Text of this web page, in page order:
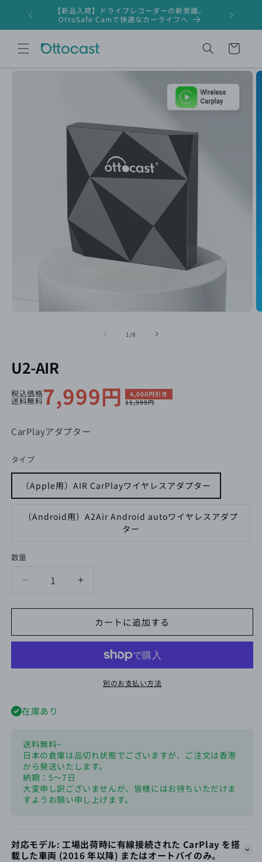
ンツに
【新品入荷】ドライブレコーダーの新常識。
OttoSafe Camで快適なカーライフへ
ドライ
カ
ー
1 /の
8
U2-AIR
税込価格
送料無料セ
ー
ル
格
7,999円
通
常
価
4,000円引き
11,999円
CarPlayアダプター
タイプ
（Apple用）AIR CarPlayワイヤレスアダプター
（Android用）A2Air Android autoワイヤレスアダプ
ター
数量
の
量
減
U2-
の
量
増
カートに追加する
別のお支払い方法
在庫あり
送料無料~
日本の倉庫は品切れ状態でございますが、ご注文は香港
から発送いたします。
納期：5～7日
大変申し訳ございませんが、皆様にはお待ちいただけま
すようお願い申し上げます。
対応モデル: 工場出荷時に有線接続された CarPlay を搭
載した車両 (2016 年以降) またはオートバイのみ。